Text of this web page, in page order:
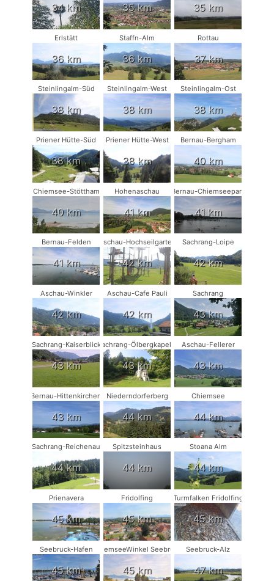
34 km 35 km 35 km
Erlstätt
36 km
Staffn-Alm
36 km
Rottau
37 km
Steinlingalm-Süd
38 km
Steinlingalm-West
38 km
Steinlingalm-Ost
38 km
Priener Hütte-Süd
38 km
Priener Hütte-West
38 km
Bernau-Bergham
40 km
Chiemsee-Stöttham
40 km
Hohenaschau
41 km
Bernau-Chiemseepark
41 km
Bernau-Felden
41 km
Aschau-Hochseilgarten
42 km
Sachrang-Loipe
42 km
Aschau-Winkler
42 km
Aschau-Cafe Pauli
42 km
Sachrang
43 km
Sachrang-Kaiserblick
43 km
Sachrang-Ölbergkapelle
43 km
Aschau-Fellerer
43 km
Bernau-Hittenkirchen
43 km
Niederndorferberg
44 km
Chiemsee
44 km
Sachrang-Reichenau
44 km
Spitzsteinhaus
44 km
Stoana Alm
44 km
Prienavera
45 km
Fridolfing
45 km
Turmfalken Fridolfing
45 km
Seebruck-Hafen
45 km
ChiemseeWinkel Seebruck
45 km
Seebruck-Alz
47 km